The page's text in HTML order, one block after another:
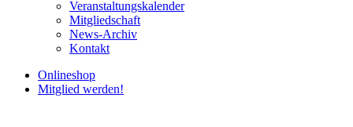
Veranstaltungskalender
Mitgliedschaft
News-Archiv
Kontakt
Onlineshop
Mitglied werden!